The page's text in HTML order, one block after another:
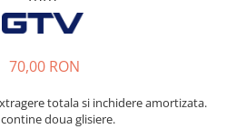
70,00 RON
totala si inchidere amortizata.
doua glisiere.